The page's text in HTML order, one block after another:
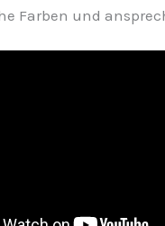
Farben und